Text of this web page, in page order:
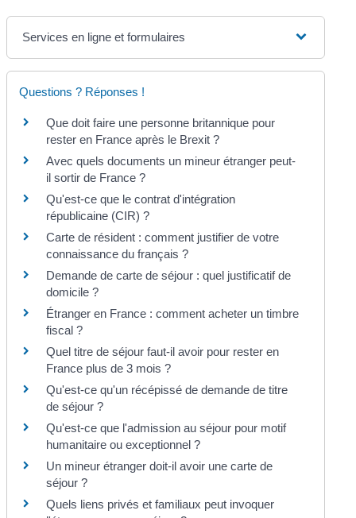
Services en ligne et formulaires
Questions ? Réponses !
Que doit faire une personne britannique pour
rester en France après le Brexit ?
Avec quels documents un mineur étranger peut-
il sortir de France ?
Qu'est-ce que le contrat d'intégration
républicaine (CIR) ?
Carte de résident : comment justifier de votre
connaissance du français ?
Demande de carte de séjour : quel justificatif de
domicile ?
Étranger en France : comment acheter un timbre
fiscal ?
Quel titre de séjour faut-il avoir pour rester en
France plus de 3 mois ?
Qu'est-ce qu'un récépissé de demande de titre
de séjour ?
Qu'est-ce que l'admission au séjour pour motif
humanitaire ou exceptionnel ?
Un mineur étranger doit-il avoir une carte de
séjour ?
Quels liens privés et familiaux peut invoquer